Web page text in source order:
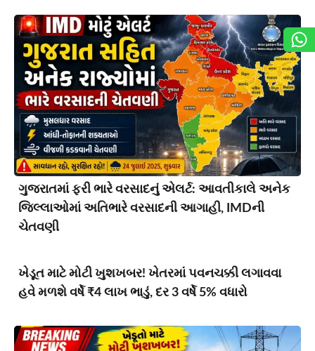
ગુજરાતમાં ફરી ભારે વરસાદનું એલર્ટ: આવતીકાલે અનેક
જિલ્લાઓમાં અતિભારે વરસાદની આગાહી, IMDની
ચેતવણી
ખેડૂત માટે મોટી ખુશખબર! ખેતરમાં પવનચક્કી લગાવવા
હવે મળશે વર્ષે ₹4 લાખ ભાડું, દર 3 વર્ષે 5% વધારો